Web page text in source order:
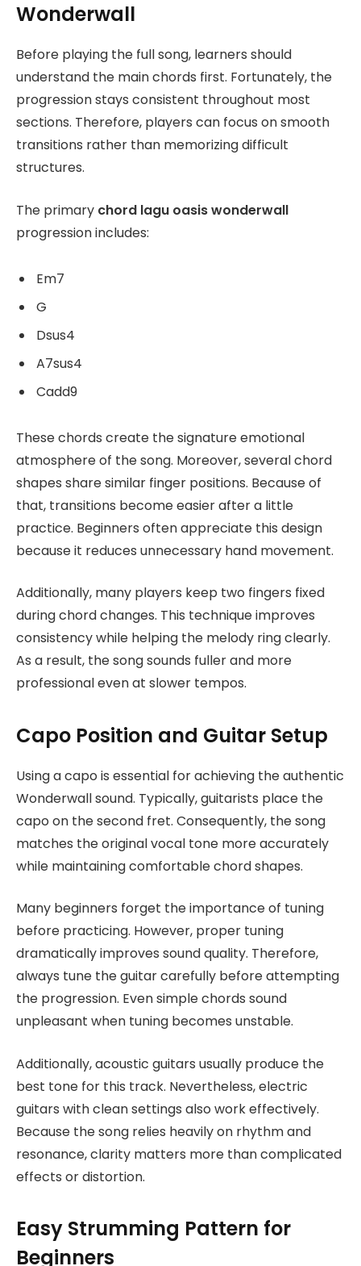
Wonderwall
Before playing the full song, learners should
understand the main chords first. Fortunately, the
progression stays consistent throughout most
sections. Therefore, players can focus on smooth
transitions rather than memorizing difficult
structures.
The primary chord lagu oasis wonderwall
progression includes:
Em7
G
Dsus4
A7sus4
Cadd9
These chords create the signature emotional
atmosphere of the song. Moreover, several chord
shapes share similar finger positions. Because of
that, transitions become easier after a little
practice. Beginners often appreciate this design
because it reduces unnecessary hand movement.
Additionally, many players keep two fingers fixed
during chord changes. This technique improves
consistency while helping the melody ring clearly.
As a result, the song sounds fuller and more
professional even at slower tempos.
Capo Position and Guitar Setup
Using a capo is essential for achieving the authentic
Wonderwall sound. Typically, guitarists place the
capo on the second fret. Consequently, the song
matches the original vocal tone more accurately
while maintaining comfortable chord shapes.
Many beginners forget the importance of tuning
before practicing. However, proper tuning
dramatically improves sound quality. Therefore,
always tune the guitar carefully before attempting
the progression. Even simple chords sound
unpleasant when tuning becomes unstable.
Additionally, acoustic guitars usually produce the
best tone for this track. Nevertheless, electric
guitars with clean settings also work effectively.
Because the song relies heavily on rhythm and
resonance, clarity matters more than complicated
effects or distortion.
Easy Strumming Pattern for
Beginners